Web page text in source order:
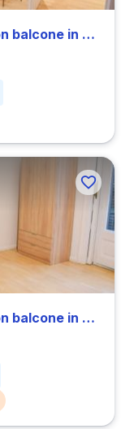
Accogliente camera doppia con balcone in Derecha de Eixample
Accogliente camera doppia con balcone in Derecha de Eixample